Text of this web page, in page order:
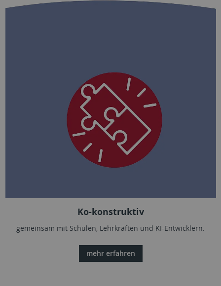
Ko-konstruktiv
gemeinsam mit Schulen, Lehrkräften und KI-Entwicklern.
mehr erfahren